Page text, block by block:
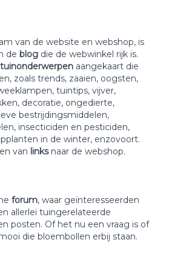
van de website en webshop, is
de blog die de webwinkel rijk is.
tuinonderwerpen aangekaart die
zoals trends, zaaien, oogsten,
tuintips, vijver,
decoratie, ongedierte,
bestrijdingsmiddelen,
insecticiden en pesticiden,
in de winter, enzovoort.
van links naar de webshop.
forum, waar geïnteresseerden
allerlei tuingerelateerde
posten. Of het nu een vraag is of
die bloembollen erbij staan.